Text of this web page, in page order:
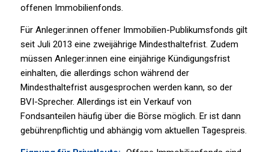
offenen Immobilienfonds.
Für Anleger:innen offener Immobilien-Publikumsfonds gilt
seit Juli 2013 eine zweijährige Mindesthaltefrist. Zudem
müssen Anleger:innen eine einjährige Kündigungsfrist
einhalten, die allerdings schon während der
Mindesthaltefrist ausgesprochen werden kann, so der
BVI-Sprecher. Allerdings ist ein Verkauf von
Fondsanteilen häufig über die Börse möglich. Er ist dann
gebührenpflichtig und abhängig vom aktuellen Tagespreis.